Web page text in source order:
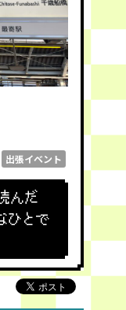
出張イベント
んだ
ひとで